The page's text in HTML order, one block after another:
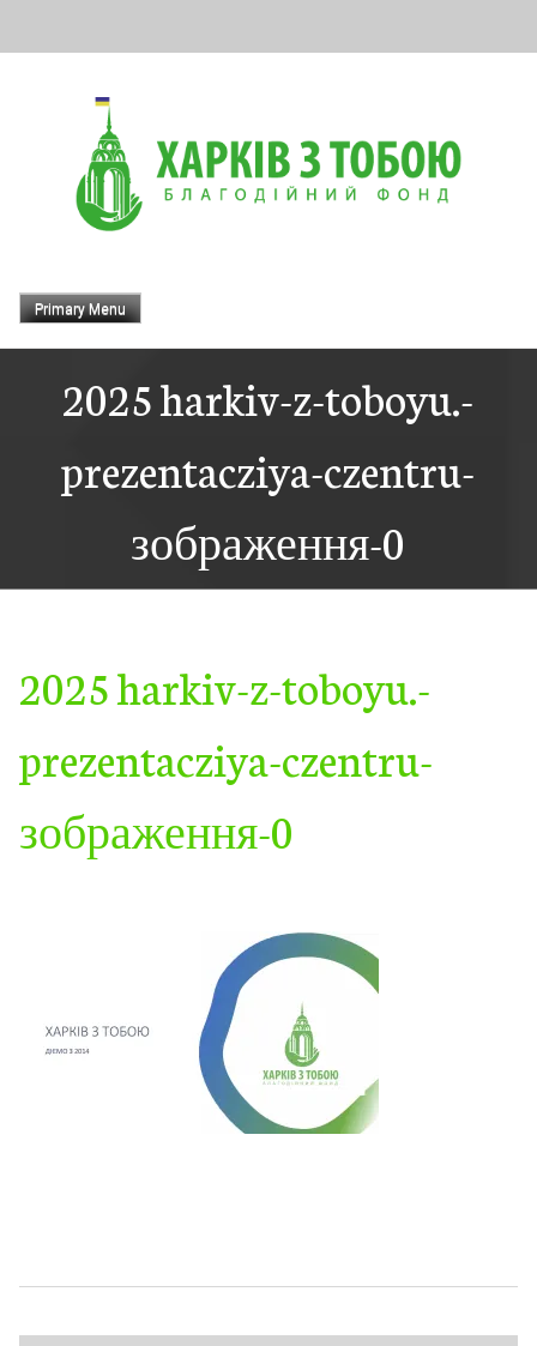
Primary Menu
2025 harkiv-z-toboyu.-
prezentacziya-czentru-
зображення-0
2025 harkiv-z-toboyu.-
prezentacziya-czentru-
зображення-0